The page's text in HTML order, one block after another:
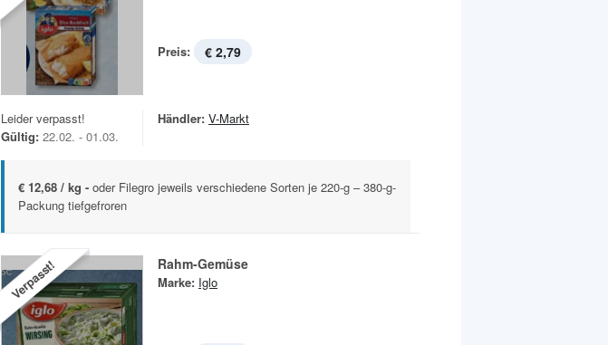
Preis: € 2,79
Leider verpasst!
Gültig: 22.02. - 01.03.
Händler: V-Markt
€ 12,68 / kg - oder Filegro jeweils verschiedene Sorten je 220-g – 380-g-
Packung tiefgefroren
Verpasst! Rahm-Gemüse
Marke: Iglo